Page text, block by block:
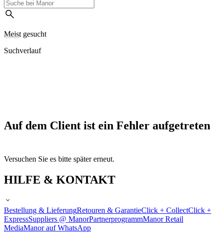
Meist gesucht
Suchverlauf
Auf dem Client ist ein Fehler aufgetreten
Versuchen Sie es bitte später erneut.
HILFE & KONTAKT
Bestellung & LieferungRetouren & GarantieClick + CollectClick +
ExpressSuppliers @ ManorPartnerprogrammManor Retail
MediaManor auf WhatsApp